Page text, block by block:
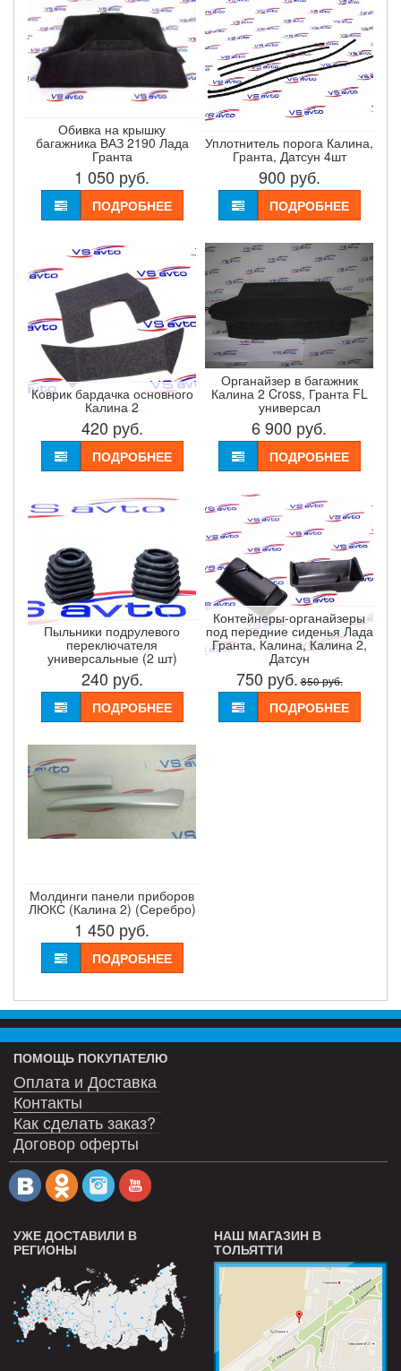
Обивка на крышку
багажника ВАЗ 2190 Лада
Гранта
1 050 руб.
ПОДРОБНЕЕ
Уплотнитель порога Калина,
Гранта, Датсун 4шт
900 руб.
ПОДРОБНЕЕ
Коврик бардачка основного
Калина 2
420 руб.
ПОДРОБНЕЕ
Органайзер в багажник
Калина 2 Cross, Гранта FL
универсал
6 900 руб.
ПОДРОБНЕЕ
Пыльники подрулевого
переключателя
универсальные (2 шт)
240 руб.
ПОДРОБНЕЕ
Контейнеры-органайзеры
под передние сиденья Лада
Гранта, Калина, Калина 2,
Датсун
750 руб. 850руб.
ПОДРОБНЕЕ
Молдинги панели приборов
ЛЮКС (Калина 2) (Серебро)
1 450 руб.
ПОДРОБНЕЕ
ПОМОЩЬ ПОКУПАТЕЛЮ
Оплата и Доставка
Контакты
Как сделать заказ?
Договор оферты
УЖЕ ДОСТАВИЛИ В
РЕГИОНЫ
НАШ МАГАЗИН В
ТОЛЬЯТТИ